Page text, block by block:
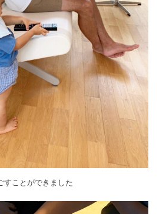
すことができました